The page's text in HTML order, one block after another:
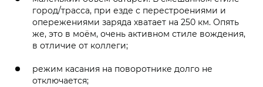
город/трасса, при езде с перестроениями и
опережениями заряда хватает на 250 км. Опять
же, это в моём, очень активном стиле вождения,
в отличие от коллеги;
режим касания на поворотнике долго не
отключается;